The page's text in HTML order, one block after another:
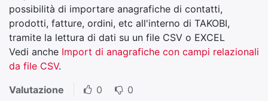
possibilità di importare anagrafiche di contatti,
prodotti, fatture, ordini, etc all'interno di TAKOBI,
tramite la lettura di dati su un file CSV o EXCEL
Vedi anche Import di anagrafiche con campi relazionali
da file CSV.
Valutazione
0 0